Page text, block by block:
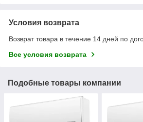
Условия возврата
Возврат товара в течение 14 дней по
Все условия возврата
Подобные товары компании